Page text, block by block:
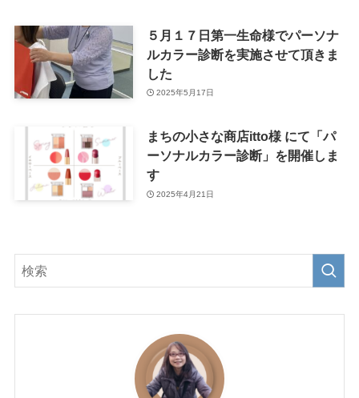
５月１７日第一生命様でパーソナ
ルカラー診断を実施させて頂きま
した
2025年5月17日
まちの小さな商店itto様 にて「パ
ーソナルカラー診断」を開催しま
す
2025年4月21日